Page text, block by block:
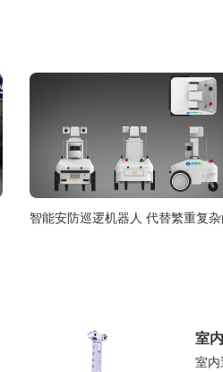
智能安防巡逻机器人 代替繁重复杂
室
室内